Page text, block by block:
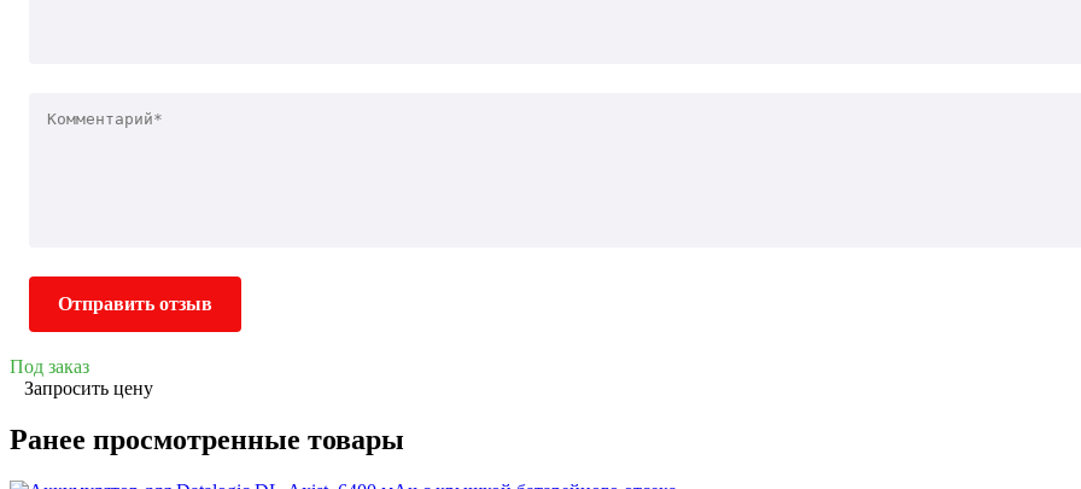
Отправить отзыв
Под заказ
Запросить цену
Ранее просмотренные товары